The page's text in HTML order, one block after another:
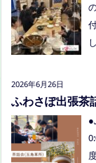
2026年6月26日
ふわさぽ出張茶
●